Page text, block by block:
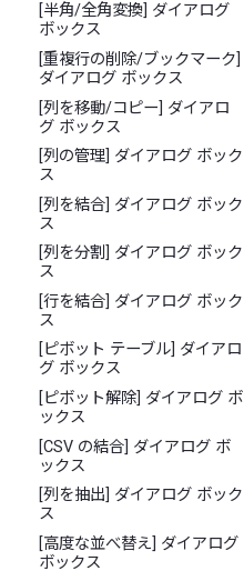
[半角/全角変換] ダイアログ
ボックス
[重複行の削除/ブックマーク]
ダイアログ ボックス
[列を移動/コピー] ダイアロ
グ ボックス
[列の管理] ダイアログ ボック
ス
[列を結合] ダイアログ ボック
ス
[列を分割] ダイアログ ボック
ス
[行を結合] ダイアログ ボック
ス
[ピボット テーブル] ダイアロ
グ ボックス
[ピボット解除] ダイアログ ボ
ックス
[CSV の結合] ダイアログ ボ
ックス
[列を抽出] ダイアログ ボック
ス
[高度な並べ替え] ダイアログ
ボックス